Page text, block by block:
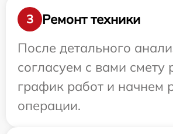
3
Ремонт техники
После детального
согласуем с вами смету
график работ и начнем
операции.